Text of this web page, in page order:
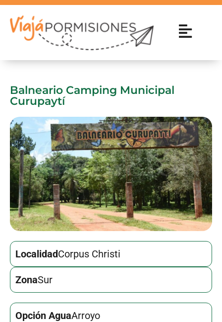
Balneario Camping Municipal
Curupaytí
LocalidadCorpus Christi
ZonaSur
Opción AguaArroyo